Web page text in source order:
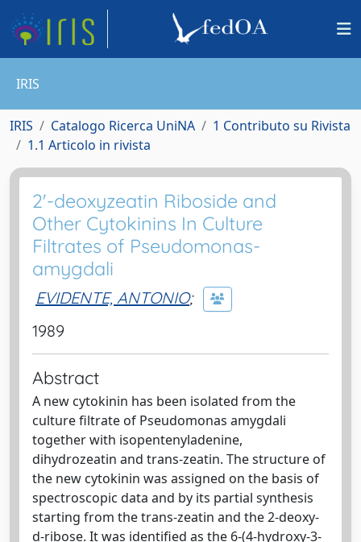
IRIS
IRIS Catalogo Ricerca UniNA
1 Contributo su Rivista
1.1 Articolo in rivista
2'-deoxyzeatin Riboside and
Other Cytokinins In Culture
Filtrates of Pseudomonas-
amygdali
EVIDENTE, ANTONIO;
1989
Abstract
A new cytokinin has been isolated from the
culture filtrate of Pseudomonas amygdali
together with isopentenyladenine,
dihydrozeatin and trans-zeatin. The structure of
the new cytokinin was assigned on the basis of
spectroscopic data and by its partial synthesis
starting from the trans-zeatin and the 2-deoxy-
d-ribose. It was identified as the 6-(4-hydroxy-3-